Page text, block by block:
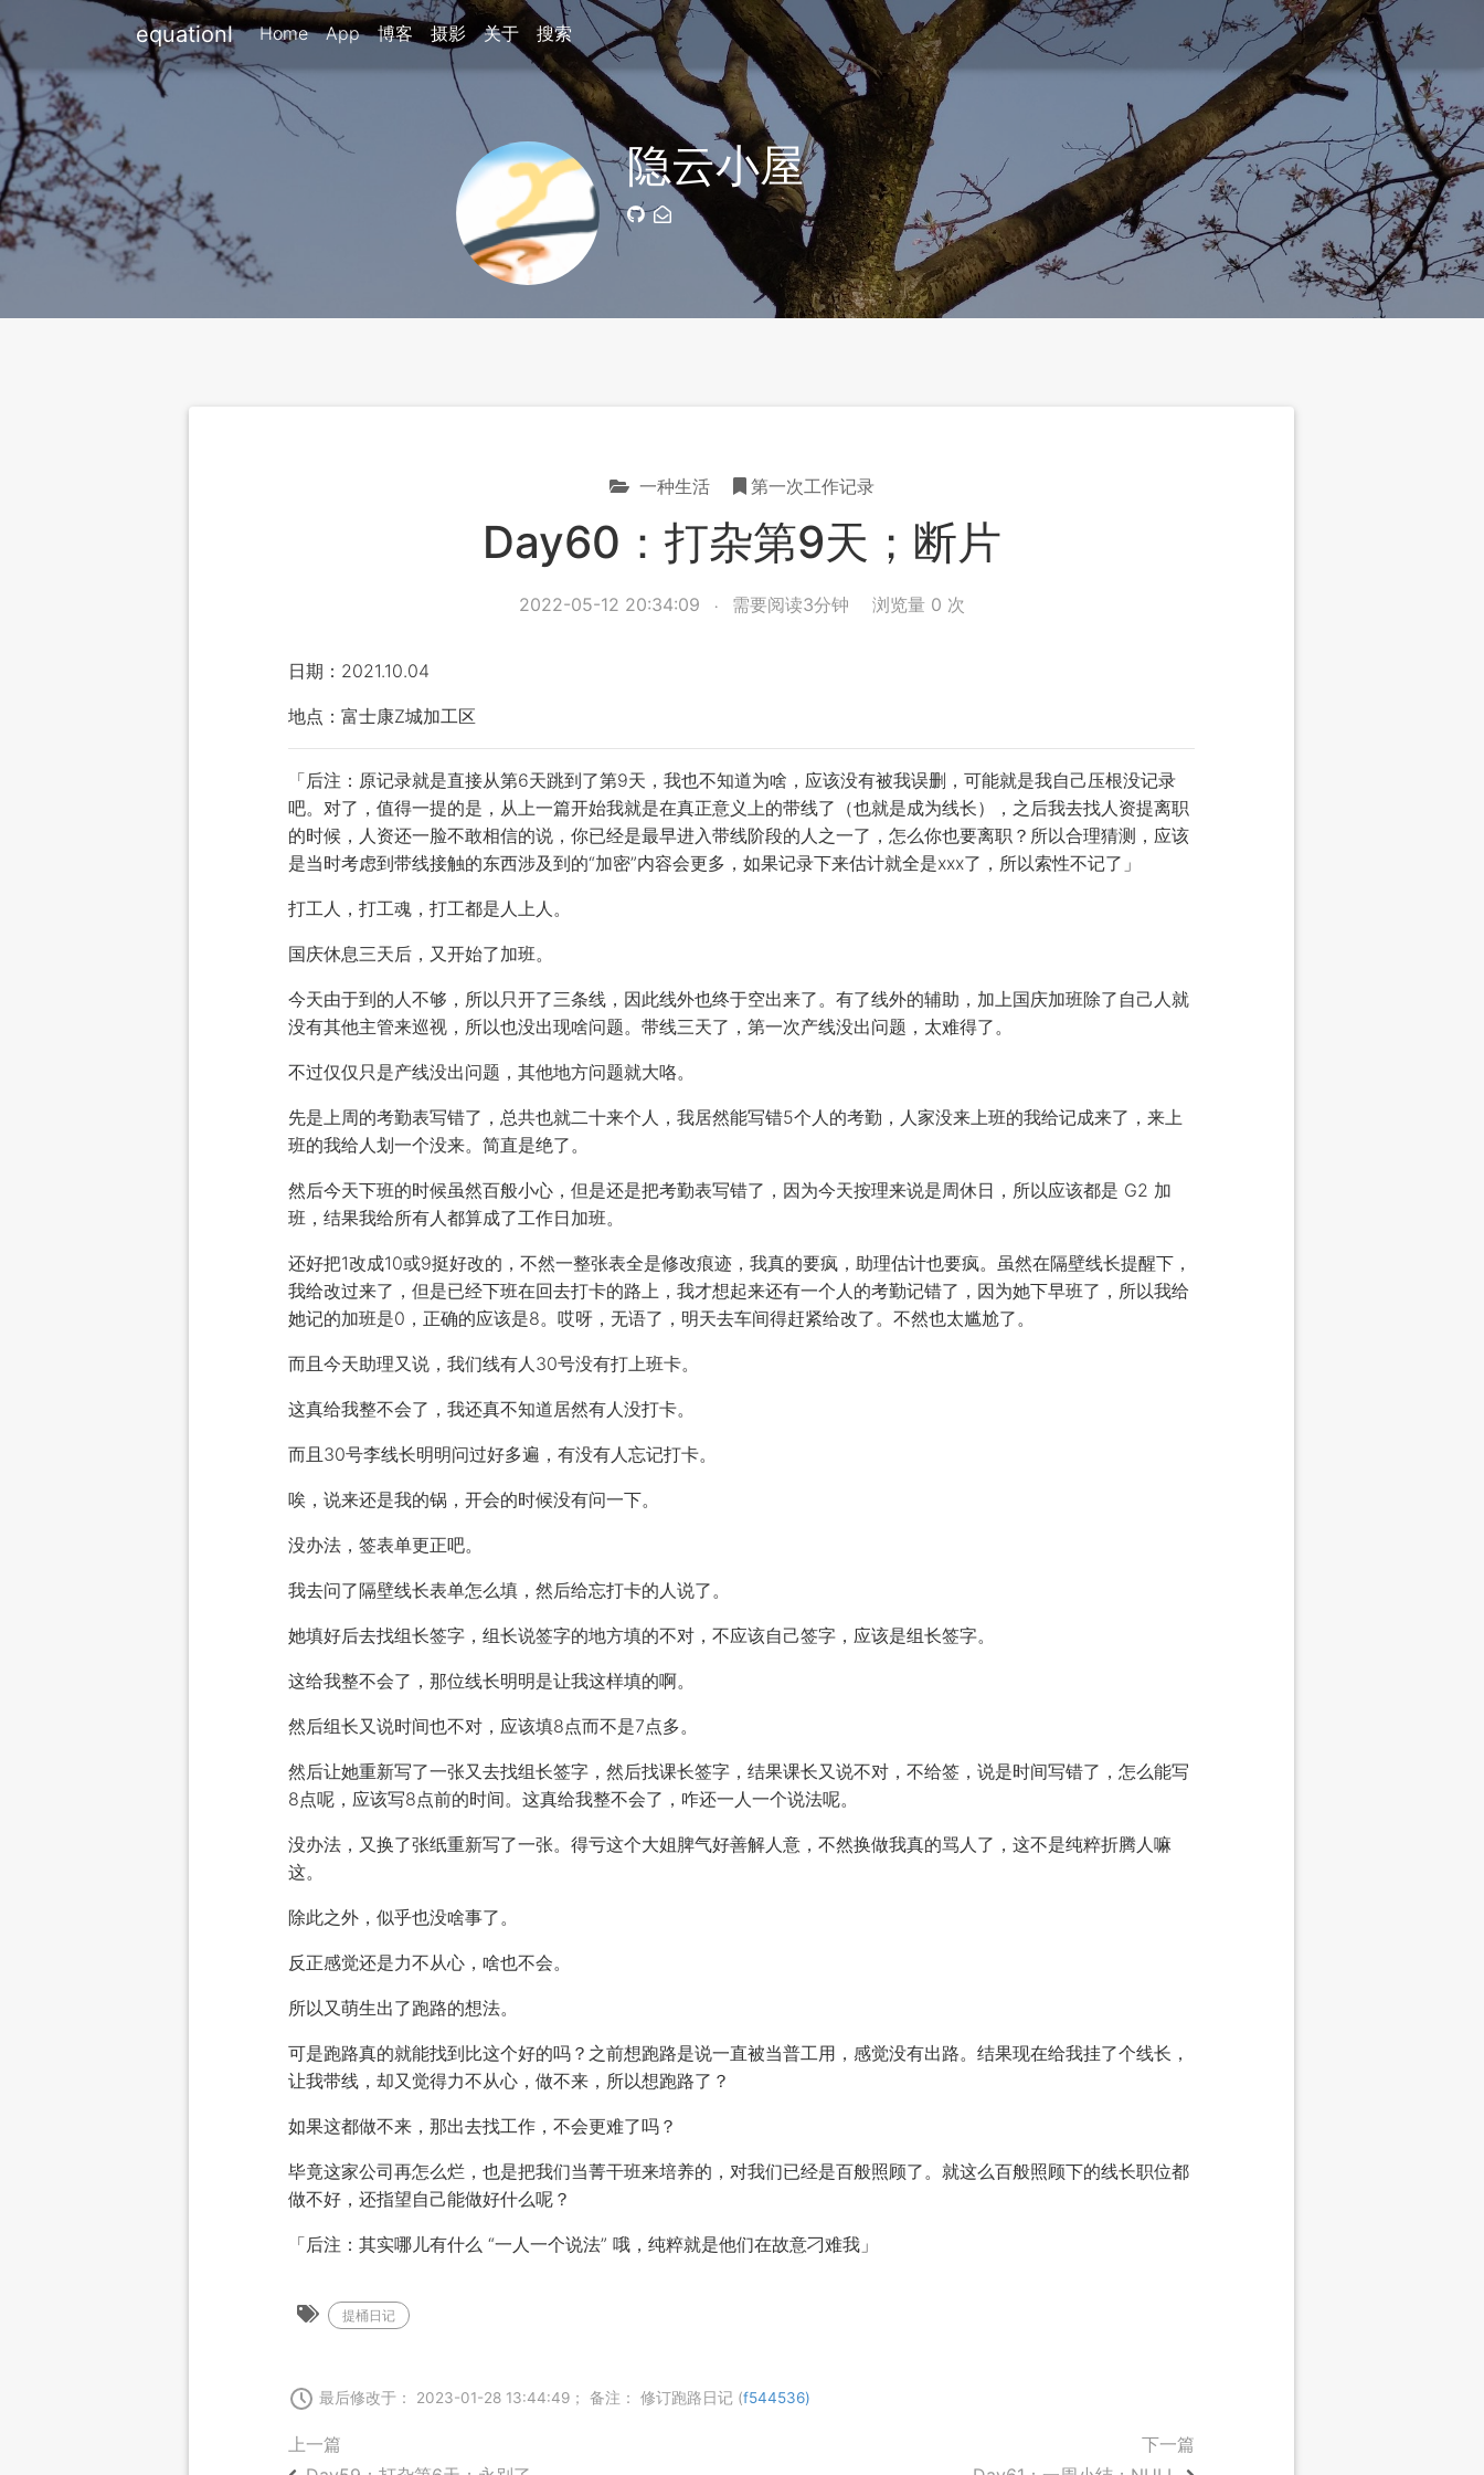
equationl Home App 博客 摄影 关于 搜索
隐云小屋
一种生活 第一次工作记录
Day60：打杂第9天；断片
2022-05-12 20:34:09 需要阅读3分钟 浏览量 0 次
日期：2021.10.04
地点：富士康Z城加工区
「后注：原记录就是直接从第6天跳到了第9天，我也不知道为啥，应该没有被我误删，可能就是我自己压根没记录
吧。对了，值得一提的是，从上一篇开始我就是在真正意义上的带线了（也就是成为线长），之后我去找人资提离职
的时候，人资还一脸不敢相信的说，你已经是最早进入带线阶段的人之一了，怎么你也要离职？所以合理猜测，应该
是当时考虑到带线接触的东西涉及到的“加密”内容会更多，如果记录下来估计就全是xxx了，所以索性不记了」
打工人，打工魂，打工都是人上人。
国庆休息三天后，又开始了加班。
今天由于到的人不够，所以只开了三条线，因此线外也终于空出来了。有了线外的辅助，加上国庆加班除了自己人就
没有其他主管来巡视，所以也没出现啥问题。带线三天了，第一次产线没出问题，太难得了。
不过仅仅只是产线没出问题，其他地方问题就大咯。
先是上周的考勤表写错了，总共也就二十来个人，我居然能写错5个人的考勤，人家没来上班的我给记成来了，来上
班的我给人划一个没来。简直是绝了。
然后今天下班的时候虽然百般小心，但是还是把考勤表写错了，因为今天按理来说是周休日，所以应该都是 G2 加
班，结果我给所有人都算成了工作日加班。
还好把1改成10或9挺好改的，不然一整张表全是修改痕迹，我真的要疯，助理估计也要疯。虽然在隔壁线长提醒下，
我给改过来了，但是已经下班在回去打卡的路上，我才想起来还有一个人的考勤记错了，因为她下早班了，所以我给
她记的加班是0，正确的应该是8。哎呀，无语了，明天去车间得赶紧给改了。不然也太尴尬了。
而且今天助理又说，我们线有人30号没有打上班卡。
这真给我整不会了，我还真不知道居然有人没打卡。
而且30号李线长明明问过好多遍，有没有人忘记打卡。
唉，说来还是我的锅，开会的时候没有问一下。
没办法，签表单更正吧。
我去问了隔壁线长表单怎么填，然后给忘打卡的人说了。
她填好后去找组长签字，组长说签字的地方填的不对，不应该自己签字，应该是组长签字。
这给我整不会了，那位线长明明是让我这样填的啊。
然后组长又说时间也不对，应该填8点而不是7点多。
然后让她重新写了一张又去找组长签字，然后找课长签字，结果课长又说不对，不给签，说是时间写错了，怎么能写
8点呢，应该写8点前的时间。这真给我整不会了，咋还一人一个说法呢。
没办法，又换了张纸重新写了一张。得亏这个大姐脾气好善解人意，不然换做我真的骂人了，这不是纯粹折腾人嘛
这。
除此之外，似乎也没啥事了。
反正感觉还是力不从心，啥也不会。
所以又萌生出了跑路的想法。
可是跑路真的就能找到比这个好的吗？之前想跑路是说一直被当普工用，感觉没有出路。结果现在给我挂了个线长，
让我带线，却又觉得力不从心，做不来，所以想跑路了？
如果这都做不来，那出去找工作，不会更难了吗？
毕竟这家公司再怎么烂，也是把我们当菁干班来培养的，对我们已经是百般照顾了。就这么百般照顾下的线长职位都
做不好，还指望自己能做好什么呢？
「后注：其实哪儿有什么 “一人一个说法” 哦，纯粹就是他们在故意刁难我」
提桶日记
最后修改于： 2023-01-28 13:44:49； 备注： 修订跑路日记 (f544536)
上一篇
下一篇